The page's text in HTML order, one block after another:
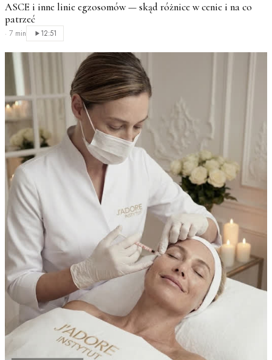
ASCE i inne linie egzosomów — skąd różnice w cenie i na co
patrzeć
· 7 min 12:51